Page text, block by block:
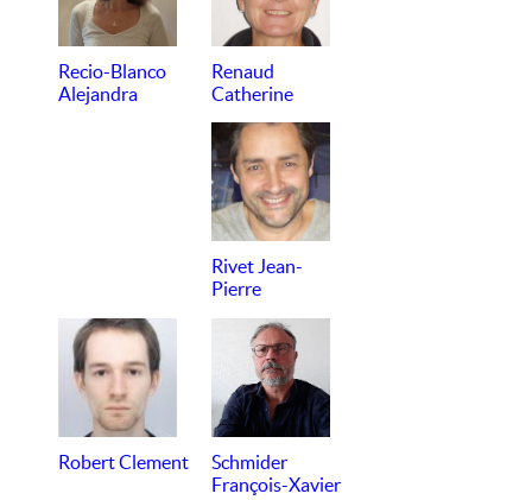
Recio-Blanco
Alejandra
Renaud
Catherine
Rivet Jean-
Pierre
Robert Clement
Schmider
François-Xavier